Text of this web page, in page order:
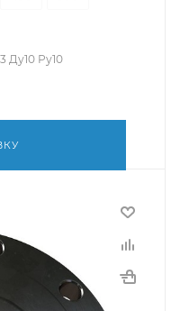
Ду10 Ру10